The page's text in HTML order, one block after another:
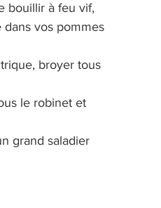
bouillir à feu vif,
vos pommes
broyer tous
le robinet et
grand saladier